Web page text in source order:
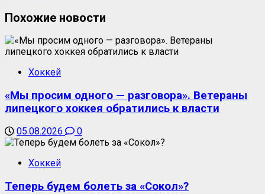
Похожие новости
Хоккей
«Мы просим одного — разговора». Ветераны
липецкого хоккея обратились к власти
05.08.2026 0
Хоккей
Теперь будем болеть за «Сокол»?